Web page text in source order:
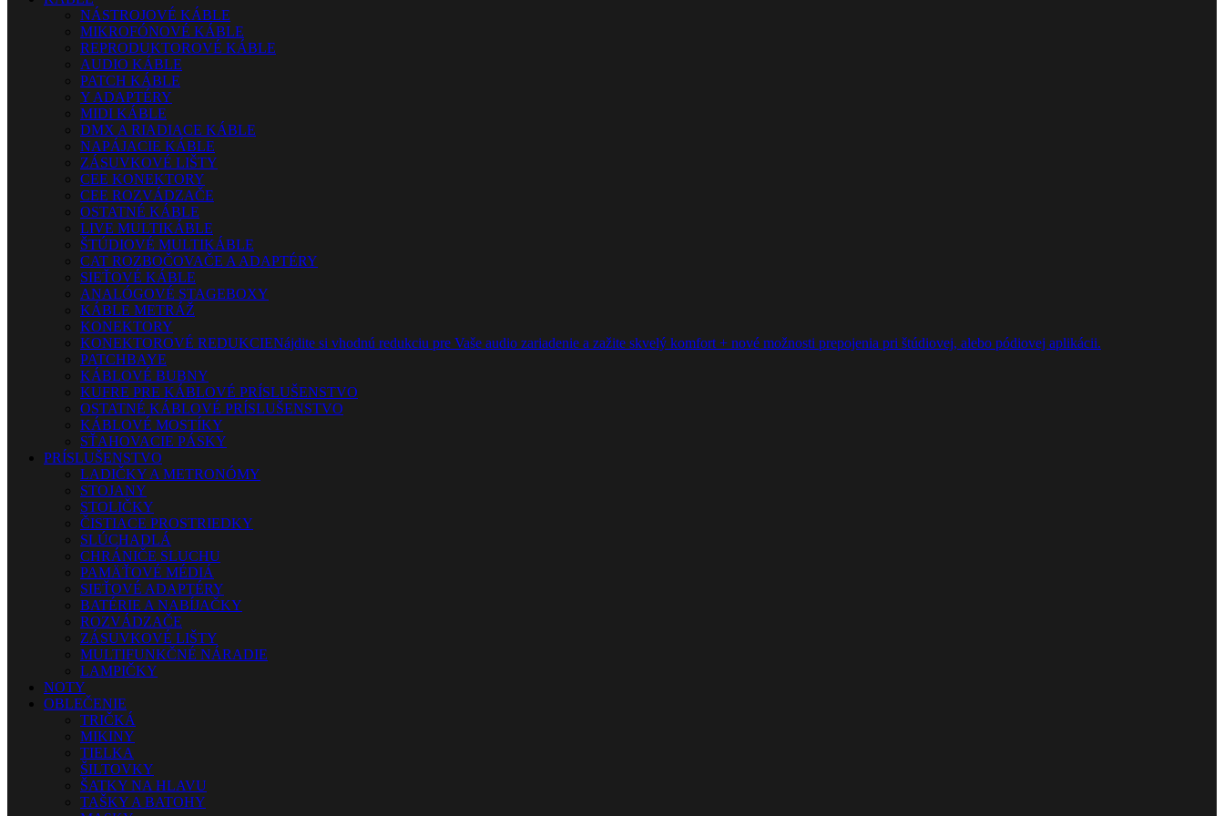
NÁSTROJOVÉ KÁBLE
MIKROFÓNOVÉ KÁBLE
REPRODUKTOROVÉ KÁBLE
AUDIO KÁBLE
PATCH KÁBLE
Y ADAPTÉRY
MIDI KÁBLE
DMX A RIADIACE KÁBLE
NAPÁJACIE KÁBLE
ZÁSUVKOVÉ LIŠTY
CEE KONEKTORY
CEE ROZVÁDZAČE
OSTATNÉ KÁBLE
LIVE MULTIKÁBLE
ŠTÚDIOVÉ MULTIKÁBLE
CAT ROZBOČOVAČE A ADAPTÉRY
SIEŤOVÉ KÁBLE
ANALÓGOVÉ STAGEBOXY
KÁBLE METRÁŽ
KONEKTORY
KONEKTOROVÉ REDUKCIENájdite si vhodnú redukciu pre Vaše audio zariadenie a zažite skvelý komfort + nové možnosti prepojenia pri štúdiovej, alebo pódiovej aplikácii.
PATCHBAYE
KÁBLOVÉ BUBNY
KUFRE PRE KÁBLOVÉ PRÍSLUŠENSTVO
OSTATNÉ KÁBLOVÉ PRÍSLUŠENSTVO
KÁBLOVÉ MOSTÍKY
SŤAHOVACIE PÁSKY
PRÍSLUŠENSTVO
LADIČKY A METRONÓMY
STOJANY
STOLIČKY
ČISTIACE PROSTRIEDKY
SLÚCHADLÁ
CHRÁNIČE SLUCHU
PAMÄŤOVÉ MÉDIÁ
SIEŤOVÉ ADAPTÉRY
BATÉRIE A NABÍJAČKY
ROZVÁDZAČE
ZÁSUVKOVÉ LIŠTY
MULTIFUNKČNÉ NÁRADIE
LAMPIČKY
NOTY
OBLEČENIE
TRIČKÁ
MIKINY
TIELKA
ŠILTOVKY
ŠATKY NA HLAVU
TAŠKY A BATOHY